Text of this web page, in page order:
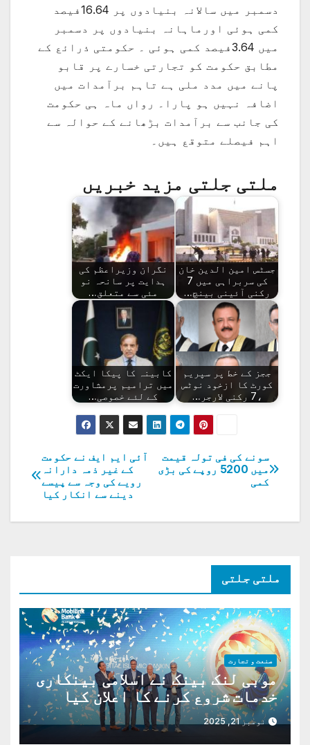
دسمبر میں سالانہ بنیادوں پر 16.64فیصد
کمی ہوئی اورماہانہ بنیادوں پر دسمبر
میں 3.64فیصد کمی ہوئی ۔ حکومتی ذرائع کے
مطابق حکومت کو تجارتی خسارے پر قابو
پانے میں مدد ملی ہے تاہم برآمدات میں
اضافہ نہیں ہو پارا۔ رواں ماہ ہی حکومت
کی جانب سے برآمدات بڑھانے کے حوالہ سے
اہم فیصلے متوقع ہیں۔
ملتی جلتی مزید خبریں
جسٹس امین الدین خان
کی سربراہی میں 7
رکنی آئینی بینچ…
نگران وزیراعظم کی
ہدایت پر سانحہ نو
مئی سے متعلق…
ججز کے خط پر سپریم
کورٹ کا ازخود نوٹس
،7 رکنی لارجر…
کابینہ کا پیکا ایکٹ
میں ترامیم پرمشاورت
کے لئے خصوصی…
پوسٹوں
کی
نیویگیشن
آئی ایم ایف نے حکومت
کے غیر ذمہ دارانہ
رویے کی وجہ سے پیسے
دینے سے انکار کیا
سونے کی فی تولہ قیمت
میں 5200 روپے کی بڑی
کمی
ملتی جلتی
صنعت و تجارت
موبی لنک بینک نے اسلامی بینکاری
خدمات شروع کرنے کا اعلان کیا
ہے،
نومبر 21, 2025